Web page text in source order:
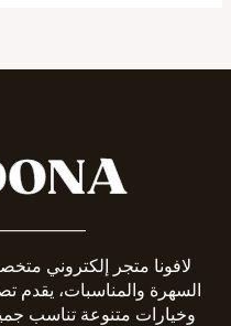
لافونا متجر إلكتروني
السهرة والمناسبات، يقدم
وخيارات متنوعة تناسب